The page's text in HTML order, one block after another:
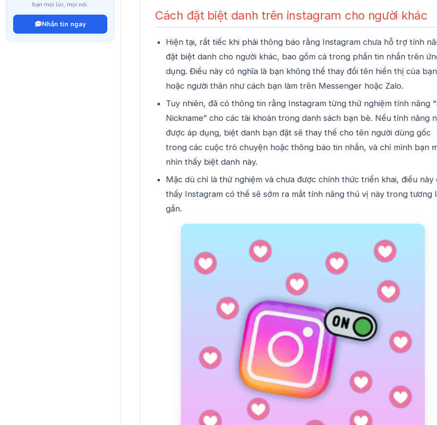
bạn mọi lúc, mọi nơi.
Nhắn tin ngay
Cách đặt biệt danh trên instagram cho người khác
Hiện tại, rất tiếc khi phải thông báo rằng Instagram chưa hỗ trợ tính
đặt biệt danh cho người khác, bao gồm cả trong phần tin nhắn trên
dụng. Điều này có nghĩa là bạn không thể thay đổi tên hiển thị của
hoặc người thân như cách bạn làm trên Messenger hoặc Zalo.
Tuy nhiên, đã có thông tin rằng Instagram từng thử nghiệm tính năng
Nickname” cho các tài khoản trong danh sách bạn bè. Nếu tính năng
được áp dụng, biệt danh bạn đặt sẽ thay thế cho tên người dùng gốc
trong các cuộc trò chuyện hoặc thông báo tin nhắn, và chỉ mình bạn
nhìn thấy biệt danh này.
Mặc dù chỉ là thử nghiệm và chưa được chính thức triển khai, điều này
thấy Instagram có thể sẽ sớm ra mắt tính năng thú vị này trong tương
gần.